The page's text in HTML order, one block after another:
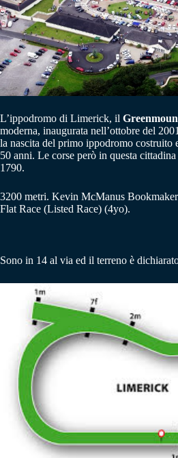
L’ippodromo di Limerick, il
moderna, inaugurata nell’ottobre del
la nascita del primo ippodromo
50 anni. Le corse però in questa
1790.
3200 metri. Kevin McManus
Flat Race (Listed Race) (4yo).
Sono in 14 al via ed il terreno è